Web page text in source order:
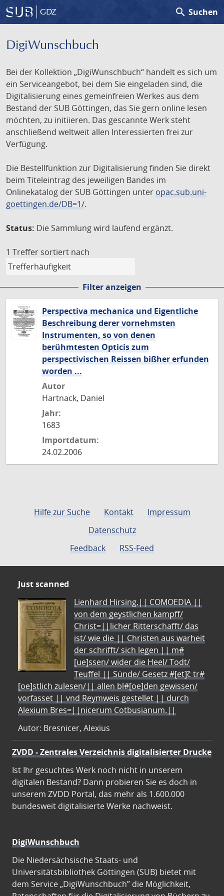
GDZ search Suchen
DigiWunschbuch
Bei der Kollektion „DigiWunschbuch“ handelt es sich um
ein Serviceangebot, bei dem Sie eingeladen sind, die
Digitalisierung eines gemeinfreien Werkes aus dem
Bestand der SUB Göttingen, das Sie gern online lesen
möchten, zu initiieren. Das gescannte Werk steht
anschließend weltweit allen Interessierten frei zur
Verfügung.
Die Bestellfunktion zur Digitalisierung finden Sie direkt
beim Titeleintrag des jeweiligen Bandes im
Onlinekatalog der SUB Göttingen unter opac.sub.uni-
goettingen.de/DB=1/.
Status: Die Sammlung wird laufend ergänzt.
1 Treffer sortiert nach
Filter anzeigen
Perspectiva mechanica und Eigentliche
Beschreibung derer vornehmsten
Instrumenten, so von denen
berühmtesten Opticis zum
perspectivischen Reissen bißher erfunden
worden ...
Autor
Hartnack, Daniel
Jahr:
1683
Importdatum:
24.02.2006
Hilfe zur Suche Kontakt
Impressum
Datenschutz
Feedback
RSS-Feed
Just scanned
Lienhard Hirsing.|| COMOEDIA ||
von dem geystlichen kampff/
Christ=||licher Ritterschafft/ das
ist/ wie die || Christen aus warheit
der schrifft/ sich legen || m#
[ue]ssen/ wider die Heel/ Todt/
Teuffel || Sünde/ Gesetz #[et]c̃ tr#
[oe]stlich zulesen/|| allen bl#[oe]den gewissen/
vorfasset || vnd Reymweis gestellet || durch
Alexium Bres=||nicerum Cotbusianum.||
Autor: Bresnicer, Alexius
ZVDD - Zentrales Verzeichnis digitalisierter Drucke
Ist Ihr gesuchtes Werk noch nicht in unserem
digitalen Bestand? Dann probieren Sie es doch in
unserem ZVDD Portal, das mehr als 1.600.000
bundesweit digitalisierte Werke nachweist.
DigiWunschbuch
Die Niedersächsische Staats- und
Universitätsbibliothek Göttingen (SUB) bietet mit
dem Service „DigiWunschbuch” die Möglichkeit,